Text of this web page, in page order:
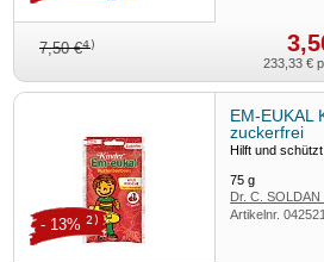
7,50 €4)
233,33 €
EM-EUKAL
zuckerfrei
Hilft und
75g
Dr. C. SOLDAN
Artikelnr.
- 13% 2)